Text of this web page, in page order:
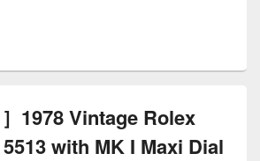
］1978 Vintage Rolex
with MK I Maxi Dial